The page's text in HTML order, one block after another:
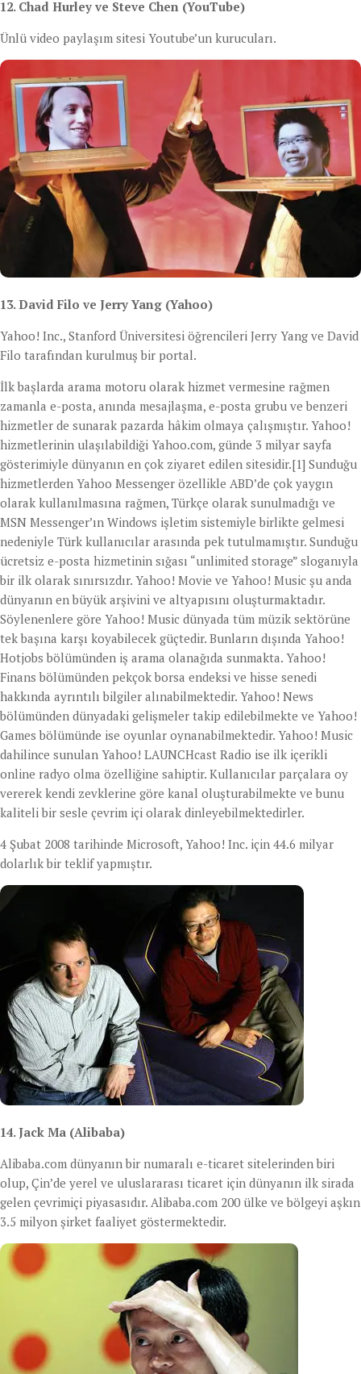
12. Chad Hurley ve Steve Chen (YouTube)
Ünlü video paylaşım sitesi Youtube’un kurucuları.
13. David Filo ve Jerry Yang (Yahoo)
Yahoo! Inc., Stanford Üniversitesi öğrencileri Jerry Yang ve David
Filo tarafından kurulmuş bir portal.
İlk başlarda arama motoru olarak hizmet vermesine rağmen
zamanla e-posta, anında mesajlaşma, e-posta grubu ve benzeri
hizmetler de sunarak pazarda hâkim olmaya çalışmıştır. Yahoo!
hizmetlerinin ulaşılabildiği Yahoo.com, günde 3 milyar sayfa
gösterimiyle dünyanın en çok ziyaret edilen sitesidir.[1] Sunduğu
hizmetlerden Yahoo Messenger özellikle ABD’de çok yaygın
olarak kullanılmasına rağmen, Türkçe olarak sunulmadığı ve
MSN Messenger’ın Windows işletim sistemiyle birlikte gelmesi
nedeniyle Türk kullanıcılar arasında pek tutulmamıştır. Sunduğu
ücretsiz e-posta hizmetinin sığası “unlimited storage” sloganıyla
bir ilk olarak sınırsızdır. Yahoo! Movie ve Yahoo! Music şu anda
dünyanın en büyük arşivini ve altyapısını oluşturmaktadır.
Söylenenlere göre Yahoo! Music dünyada tüm müzik sektörüne
tek başına karşı koyabilecek güçtedir. Bunların dışında Yahoo!
Hotjobs bölümünden iş arama olanağıda sunmakta. Yahoo!
Finans bölümünden pekçok borsa endeksi ve hisse senedi
hakkında ayrıntılı bilgiler alınabilmektedir. Yahoo! News
bölümünden dünyadaki gelişmeler takip edilebilmekte ve Yahoo!
Games bölümünde ise oyunlar oynanabilmektedir. Yahoo! Music
dahilince sunulan Yahoo! LAUNCHcast Radio ise ilk içerikli
online radyo olma özelliğine sahiptir. Kullanıcılar parçalara oy
vererek kendi zevklerine göre kanal oluşturabilmekte ve bunu
kaliteli bir sesle çevrim içi olarak dinleyebilmektedirler.
4 Şubat 2008 tarihinde Microsoft, Yahoo! Inc. için 44.6 milyar
dolarlık bir teklif yapmıştır.
14. Jack Ma (Alibaba)
Alibaba.com dünyanın bir numaralı e-ticaret sitelerinden biri
olup, Çin’de yerel ve uluslararası ticaret için dünyanın ilk sirada
gelen çevrimiçi piyasasıdır. Alibaba.com 200 ülke ve bölgeyi aşkın
3.5 milyon şirket faaliyet göstermektedir.